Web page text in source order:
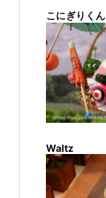
こにぎりくん
Waltz